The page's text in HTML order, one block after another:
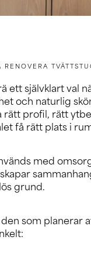
ett självklart val
och naturlig
rätt profil, rätt
få rätt plats i
med
grund.
som planerar